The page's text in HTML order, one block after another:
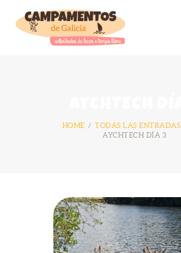
HOME TODAS LAS ENTRADAS
AYCHTECH DÍA 3
GRUPOS
CONTACTO